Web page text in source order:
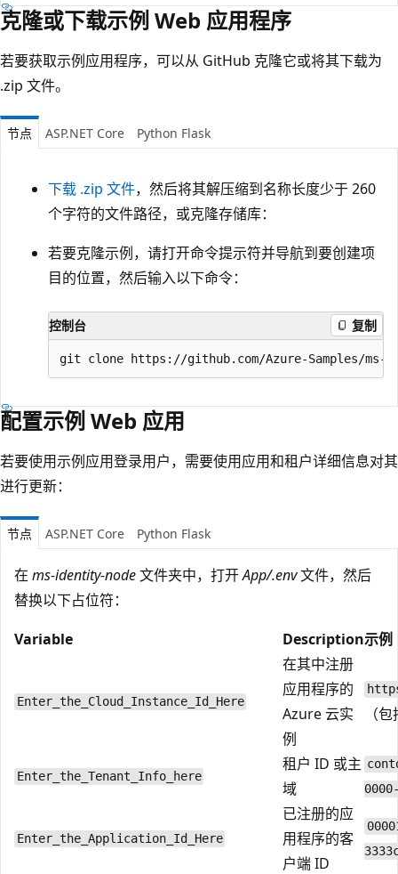
克隆或下载示例 Web 应用程序
若要获取示例应用程序，可以从 GitHub 克隆它或将其下载为
.zip 文件。
节点 ASP.NET Core Python Flask
下载 .zip 文件，然后将其解压缩到名称长度少于 260
个字符的文件路径，或克隆存储库：
若要克隆示例，请打开命令提示符并导航到要创建项
目的位置，然后输入以下命令：
控制台 复制
配置示例 Web 应用
若要使用示例应用登录用户，需要使用应用和租户详细信息对其
进行更新：
节点 ASP.NET Core Python Flask
在 ms-identity-node文件夹中，打开App/.env文件，然后
替换以下占位符：
Variable
Description示例
Enter_the_Cloud_Instance_Id_Here
在其中注册
应用程序的
Azure 云实
例
（
Enter_the_Tenant_Info_here
租户 ID 或主
域
Enter_the_Application_Id_Here
已注册的应
用程序的客
户端 ID